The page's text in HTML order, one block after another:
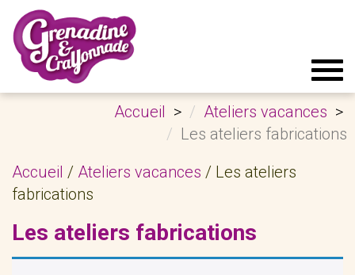
Accueil
Ateliers vacances
Les ateliers fabrications
Accueil / Ateliers vacances / Les ateliers
fabrications
Les ateliers fabrications